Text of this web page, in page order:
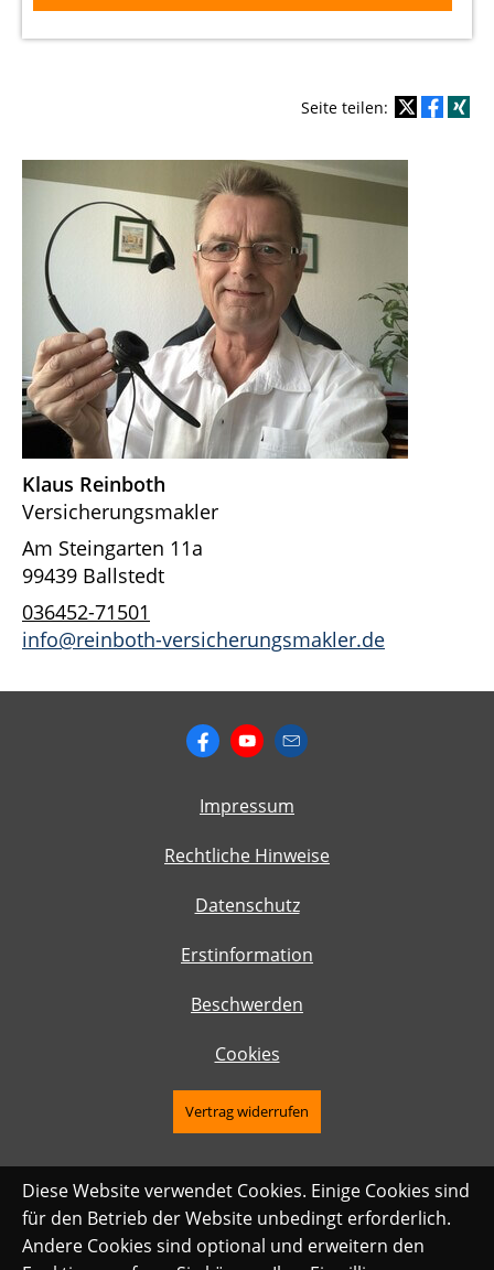
Seite teilen:
Klaus Reinboth
Versicherungsmakler
Am Steingarten 11a
99439 Ballstedt
036452-71501
info@reinboth-versicherungsmakler.de
Impressum
Rechtliche Hinweise
Datenschutz
Erstinformation
Beschwerden
Cookies
Vertrag widerrufen
Diese Website verwendet Cookies. Einige Cookies sind
für den Betrieb der Website unbedingt erforderlich.
Andere Cookies sind optional und erweitern den